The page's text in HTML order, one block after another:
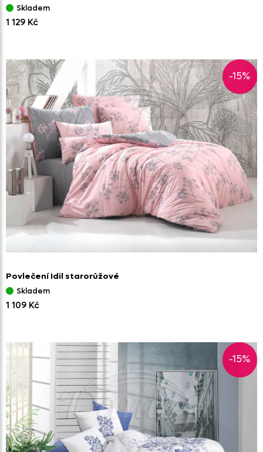
Skladem
1 129 Kč
-15%
Povlečení Idil starorůžové
Skladem
1 109 Kč
-15%